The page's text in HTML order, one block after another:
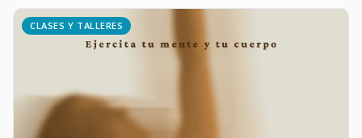
CLASES Y TALLERES